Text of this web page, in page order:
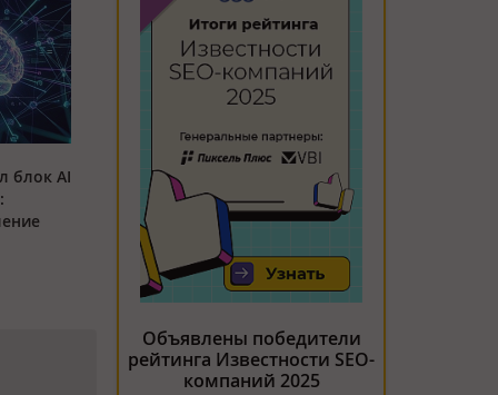
блок AI
Объявлены победители
рейтинга Известности SEO-
компаний 2025